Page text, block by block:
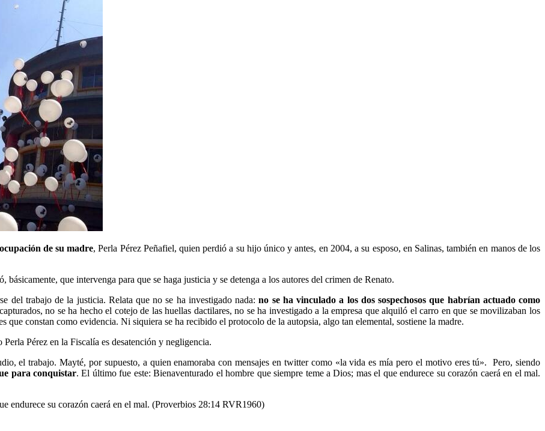
de su madre, Perla Pérez Peñafiel, quien perdió a su hijo único y antes, en 2004, a su esposo, en Salinas, también en manos de los
que intervenga para que se haga justicia y se detenga a los autores del crimen de Renato.
del trabajo de la justicia. Relata que no se ha investigado nada:no se ha vinculado a los dos sospechosos que habrían actuado como
no se ha hecho el cotejo de las huellas dactilares, no se ha investigado a la empresa que alquiló el carro en que se movilizaban los
que constan como evidencia. Ni siquiera se ha recibido el protocolo de la autopsia, algo tan elemental, sostiene la madre.
Pérez en la Fiscalía es desatención y negligencia.
el trabajo. Mayté, por supuesto, a quien enamoraba con mensajes en twitter como «la vida es mía pero el motivo eres tú». Pero, siendo
para conquistar. El último fue este: Bienaventurado el hombre que siempre teme a Dios; mas el que endurece su corazón caerá en el mal.
endurece su corazón caerá en el mal. (Proverbios 28:14 RVR1960)